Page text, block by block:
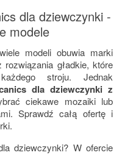
dla dziewczynki -
modele
modeli obuwia marki
gładkie, które
stroju. Jednak
dla dziewczynki z
ciekawe mozaiki lub
Sprawdź całą ofertę i
dziewczynki? W ofercie